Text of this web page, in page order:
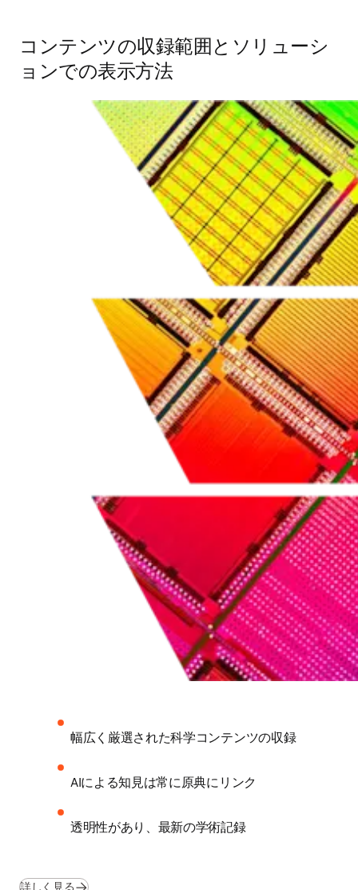
コンテンツの収録範囲とソリューシ
ョンでの表示方法
幅広く厳選された科学コンテンツの収録
AIによる知見は常に原典にリンク
透明性があり、最新の学術記録
詳しく見る